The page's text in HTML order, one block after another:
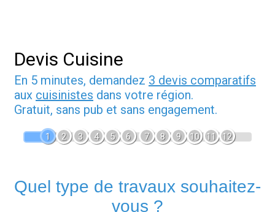
Devis Cuisine
En 5 minutes, demandez 3 devis comparatifs
aux cuisinistes dans votre région.
Gratuit, sans pub et sans engagement.
1 2 3 4 5 6 7 8 9 10 11 12
Quel type de travaux souhaitez-
vous ?